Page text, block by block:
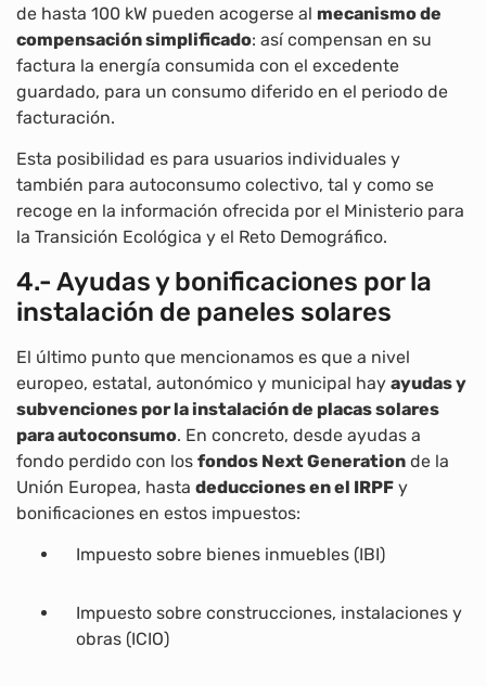
de hasta 100 kW pueden acogerse al mecanismo de
compensación simplificado: así compensan en su
factura la energía consumida con el excedente
guardado, para un consumo diferido en el periodo de
facturación.
Esta posibilidad es para usuarios individuales y
también para autoconsumo colectivo, tal y como se
recoge en la información ofrecida por el Ministerio para
la Transición Ecológica y el Reto Demográfico.
4.- Ayudas y bonificaciones por la
instalación de paneles solares
El último punto que mencionamos es que a nivel
europeo, estatal, autonómico y municipal hay ayudas y
subvenciones por la instalación de placas solares
para autoconsumo. En concreto, desde ayudas a
fondo perdido con los fondos Next Generation de la
Unión Europea, hasta deducciones en el IRPF y
bonificaciones en estos impuestos:
Impuesto sobre bienes inmuebles (IBI)
Impuesto sobre construcciones, instalaciones y
obras (ICIO)